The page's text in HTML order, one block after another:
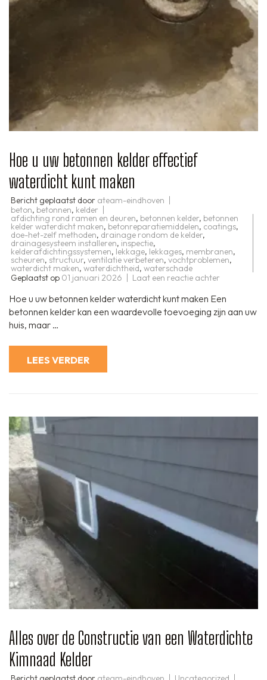
Hoe u uw betonnen kelder effectief
waterdicht kunt maken
Bericht geplaatst door ateam-eindhoven
beton, betonnen, kelder
afdichting rond ramen en deuren, betonnen kelder, betonnen
kelder waterdicht maken, betonreparatiemiddelen, coatings,
doe-het-zelf methoden, drainage rondom de kelder,
drainagesysteem installeren, inspectie,
kelderafdichtingssystemen, lekkage, lekkages, membranen,
scheuren, structuur, ventilatie verbeteren, vochtproblemen,
waterdicht maken, waterdichtheid, waterschade
Geplaatst op 01 januari 2026 Laat een reactie achter
uw
betonnen
kelder
Hoe u uw betonnen kelder waterdicht kunt maken Een
betonnen kelder kan een waardevolle toevoeging zijn aan uw
huis, maar …
LEES VERDER
Alles over de Constructie van een Waterdichte
Kimnaad Kelder